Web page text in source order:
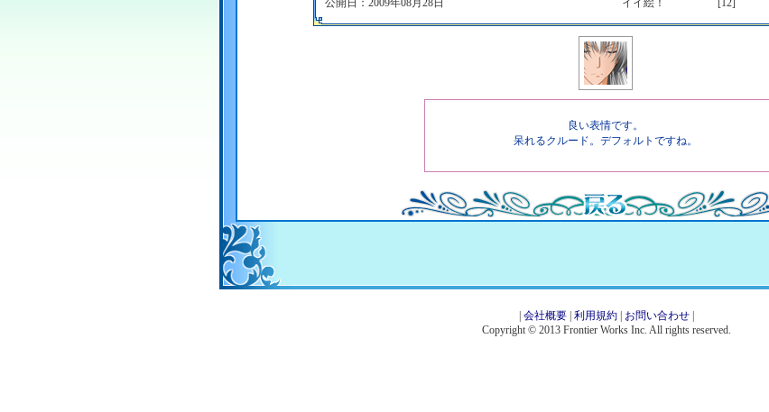
公開日：2009年08月28日 イイ絵！ [12]
良い表情です。
呆れるクルード。デフォルトですね。
会社概要 利用規約 お問い合わせ
Copyright © 2013 Frontier Works Inc. All rights reserved.